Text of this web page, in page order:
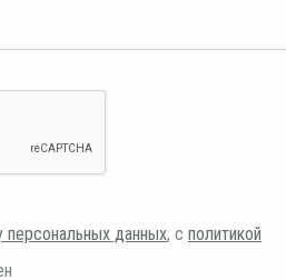
персональных данных, с политикой